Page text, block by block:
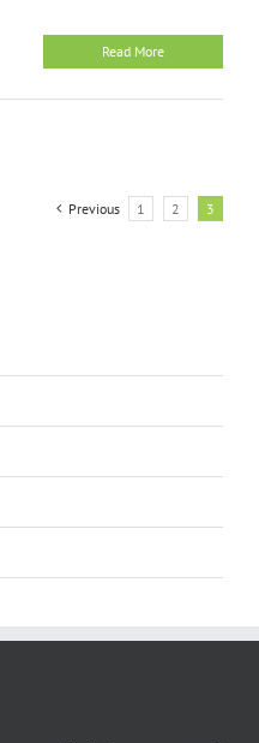
Read More
Previous 1 2 3